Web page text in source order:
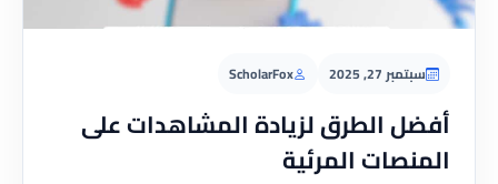
سبتمبر 27, 2025 ScholarFox
أفضل الطرق لزيادة المشاهدات على
المنصات المرئية